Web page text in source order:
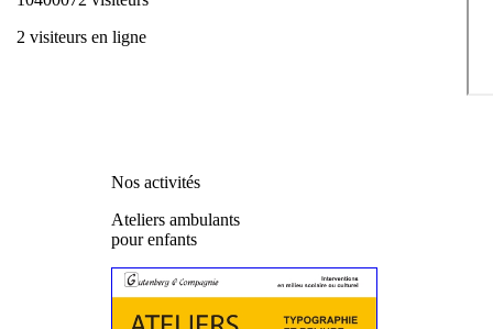
2 visiteurs en ligne
Nos activités
Ateliers ambulants
pour enfants